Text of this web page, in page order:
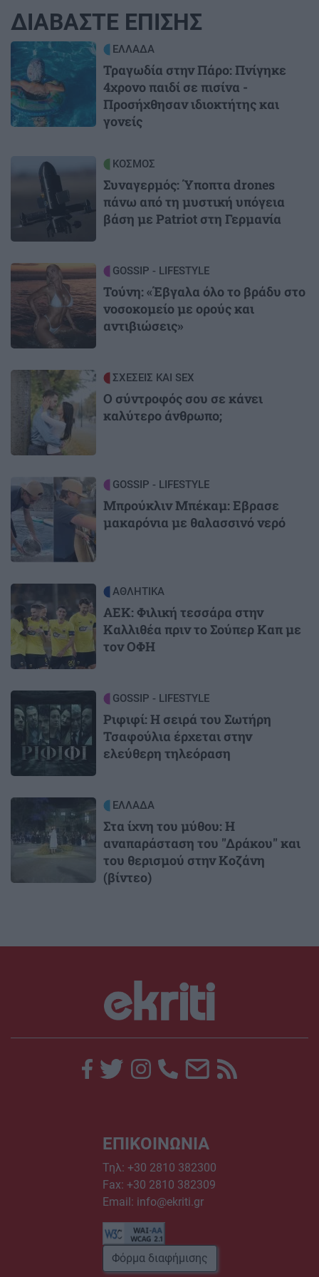
ΔΙΑΒΑΣΤΕ ΕΠΙΣΗΣ
Image ΕΛΛΑΔΑ
Τραγωδία στην Πάρο: Πνίγηκε
4χρονο παιδί σε πισίνα -
Προσήχθησαν ιδιοκτήτης και
γονείς
Image ΚΟΣΜΟΣ
Συναγερμός: Ύποπτα drones
πάνω από τη μυστική υπόγεια
βάση με Patriot στη Γερμανία
Image GOSSIP - LIFESTYLE
Τούνη: «Έβγαλα όλο το βράδυ στο
νοσοκομείο με ορούς και
αντιβιώσεις»
ΣΧΕΣΕΙΣ ΚΑΙ SEX
Ο σύντροφός σου σε κάνει
καλύτερο άνθρωπο;
Image GOSSIP - LIFESTYLE
Μπρούκλιν Μπέκαμ: Εβρασε
μακαρόνια με θαλασσινό νερό
ΑΘΛΗΤΙΚΑ
ΑΕΚ: Φιλική τεσσάρα στην
Καλλιθέα πριν το Σούπερ Καπ με
τον ΟΦΗ
GOSSIP - LIFESTYLE
Ριφιφί: Η σειρά του Σωτήρη
Τσαφούλια έρχεται στην
ελεύθερη τηλεόραση
ΕΛΛΑΔΑ
Στα ίχνη του μύθου: Η
αναπαράσταση του "Δράκου" και
του θερισμού στην Κοζάνη
(βίντεο)
ΕΠΙΚΟΙΝΩΝΙΑ
Τηλ: +30 2810 382300
Fax: +30 2810 382309
Email: info@ekriti.gr
Φόρμα διαφήμισης